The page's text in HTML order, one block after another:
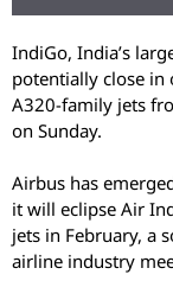
IndiGo, India’s
potentially close in
A320-family jets
on Sunday.
Airbus has
it will eclipse Air
jets in February, a
airline industry